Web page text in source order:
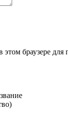
этом браузере